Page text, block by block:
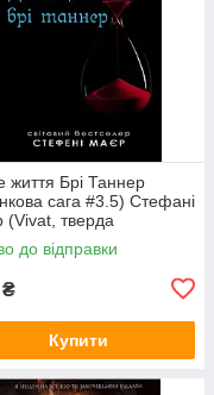
життя Брі Таннер
сага #3.5) Стефані
(Vivat, тверда
до відправки
₴
Купити